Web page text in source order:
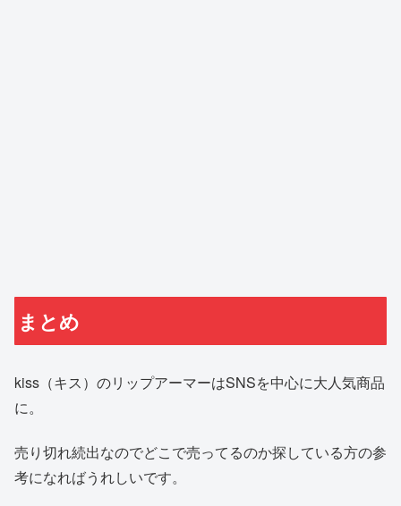
まとめ
kiss（キス）のリップアーマーはSNSを中心に大人気商品
に。
売り切れ続出なのでどこで売ってるのか探している方の参
考になればうれしいです。